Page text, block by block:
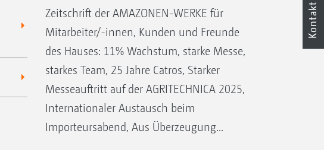
Zeitschrift der AMAZONEN-WERKE für
Mitarbeiter/-innen, Kunden und Freunde
des Hauses: 11% Wachstum, starke Messe,
starkes Team, 25 Jahre Catros, Starker
Messeauftritt auf der AGRITECHNICA 2025,
Internationaler Austausch beim
Importeursabend, Aus Überzeugung...
Kontakt